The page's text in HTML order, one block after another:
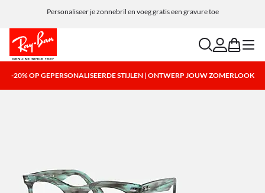
Personaliseer je zonnebril en voeg gratis een gravure toe
searchaccount
bag menu
-20% OP GEPERSONALISEERDE STIJLEN | ONTWERP JOUW ZOMERLOOK